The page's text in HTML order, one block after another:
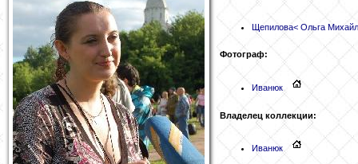
Щепилова< Ольга
Фотограф:
Иванюк
Владелец коллекции:
Иванюк